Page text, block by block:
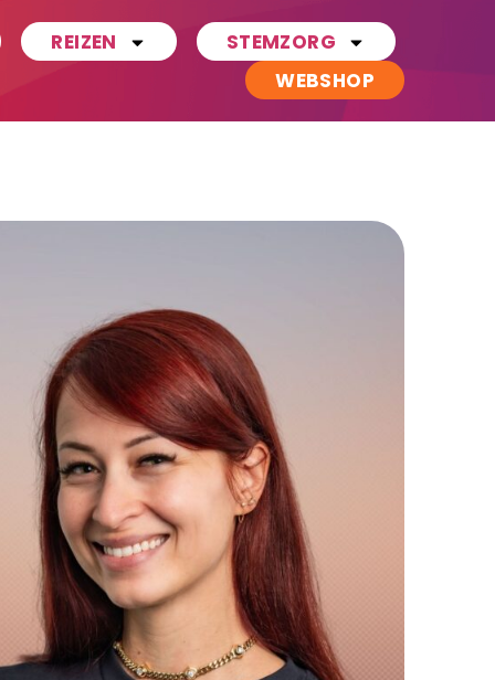
REIZEN
STEMZORG
WEBSHOP